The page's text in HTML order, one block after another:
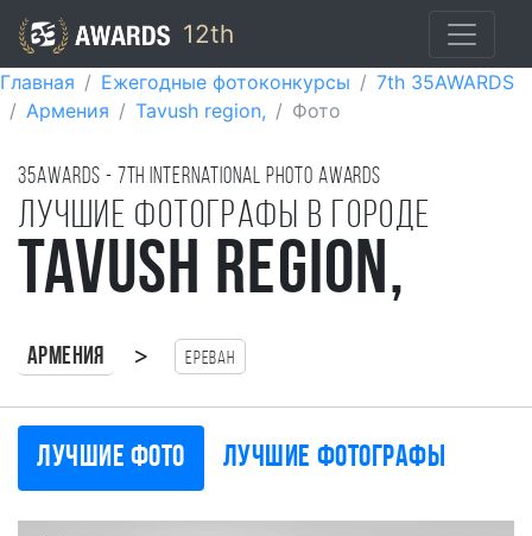
12th
Главная Ежегодные фотоконкурсы
7th 35AWARDS
Армения
Tavush region, Фото
35AWARDS - 7TH international photo awards
Лучшие фотографы в городе
Tavush region,
Армения > Ереван
Лучшие фото Лучшие фотографы